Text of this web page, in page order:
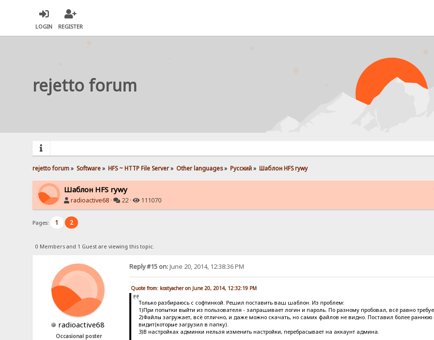
LOGIN REGISTER
rejetto forum
rejetto forum» Software» HFS ~ HTTP File Server» Other languages» Pусский» Шаблон HFS rywy
Шаблон HFS rywy
radioactive68 · 22 · 111070
Pages: 1 2
0 Members and 1 Guest are viewing this topic.
radioactive68
Occasional poster
Reply #15 on:June 20, 2014, 12:38:36 PM
Quote from: kostyacher on June 20, 2014, 12:32:19 PM
Только разбираюсь с софтинкой. Решил поставить ваш шаблон. Из проблем:
1)При попытки выйти из пользователя - запрашивает логин и пароль. По разному пробовал, всё равно
2)Файлы загружает, всё отлично, и даже можно скачать, но самих файлов не видно. Поставил более
видит(которые загрузил в папку).
3)В настройках админки нельзя изменить настройки, перебрасывает на аккаунт админа.